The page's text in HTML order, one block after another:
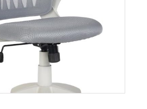
Georg
Więcej